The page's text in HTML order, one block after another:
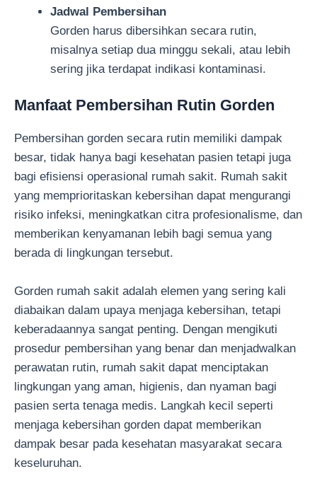
Jadwal Pembersihan
Gorden harus dibersihkan secara rutin,
misalnya setiap dua minggu sekali, atau lebih
sering jika terdapat indikasi kontaminasi.
Manfaat Pembersihan Rutin Gorden
Pembersihan gorden secara rutin memiliki dampak
besar, tidak hanya bagi kesehatan pasien tetapi juga
bagi efisiensi operasional rumah sakit. Rumah sakit
yang memprioritaskan kebersihan dapat mengurangi
risiko infeksi, meningkatkan citra profesionalisme, dan
memberikan kenyamanan lebih bagi semua yang
berada di lingkungan tersebut.
Gorden rumah sakit adalah elemen yang sering kali
diabaikan dalam upaya menjaga kebersihan, tetapi
keberadaannya sangat penting. Dengan mengikuti
prosedur pembersihan yang benar dan menjadwalkan
perawatan rutin, rumah sakit dapat menciptakan
lingkungan yang aman, higienis, dan nyaman bagi
pasien serta tenaga medis. Langkah kecil seperti
menjaga kebersihan gorden dapat memberikan
dampak besar pada kesehatan masyarakat secara
keseluruhan.